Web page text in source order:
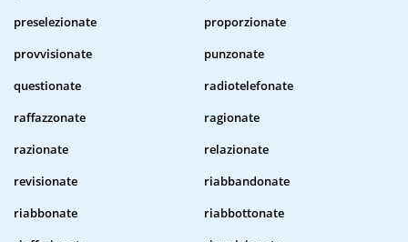
preselezionate
proporzionate
provvisionate
punzonate
questionate
radiotelefonate
raffazzonate
ragionate
razionate
relazionate
revisionate
riabbandonate
riabbonate
riabbottonate